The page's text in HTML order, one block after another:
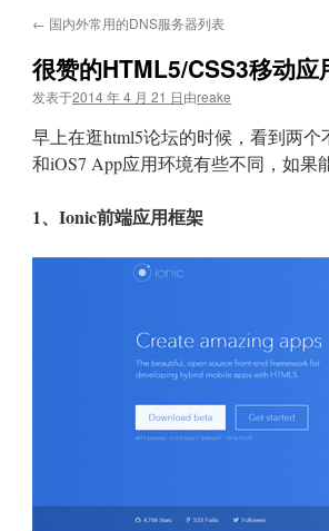
文
← 国内外常用的DNS服务器列表
很赞的HTML5/CSS3移动应
发表于2014 年 4 月 21 日由reake
早上在逛html5论坛的时候，看到两
和iOS7 App应用环境有些不同，如果
1、Ionic前端应用框架